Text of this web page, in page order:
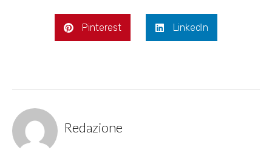
Pinterest LinkedIn
Redazione